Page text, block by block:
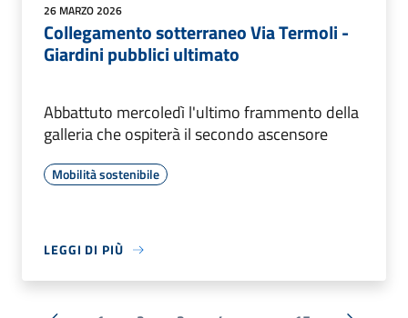
26 MARZO 2026
Collegamento sotterraneo Via Termoli -
Giardini pubblici ultimato
Abbattuto mercoledì l'ultimo frammento della
galleria che ospiterà il secondo ascensore
Mobilità sostenibile
LEGGI DI PIÙ